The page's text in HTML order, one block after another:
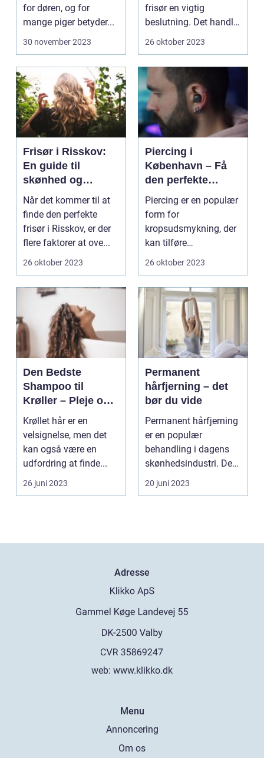
for døren, og for
mange piger betyder...
30 november 2023
frisør en vigtig
beslutning. Det handler
om mere...
26 oktober 2023
Frisør i Risskov:
En guide til
skønhed og
velvære
Når det kommer til at
finde den perfekte
frisør i Risskov, er der
flere faktorer at ove...
26 oktober 2023
Piercing i
København – Få
den perfekte
kropsudsmykning
Piercing er en populær
form for
kropsudsmykning, der
kan tilføre
personlighed og stil til
26 oktober 2023
Den Bedste
Shampoo til
Krøller – Pleje og
Definition til Dine
Smukke Lokker
Krøllet hår er en
velsignelse, men det
kan også være en
udfordring at finde...
26 juni 2023
Permanent
hårfjerning – det
bør du vide
Permanent hårfjerning
er en populær
behandling i dagens
skønhedsindustri. De
fles...
20 juni 2023
Adresse
web: www.klikko.dk
Menu
Annoncering
Om os